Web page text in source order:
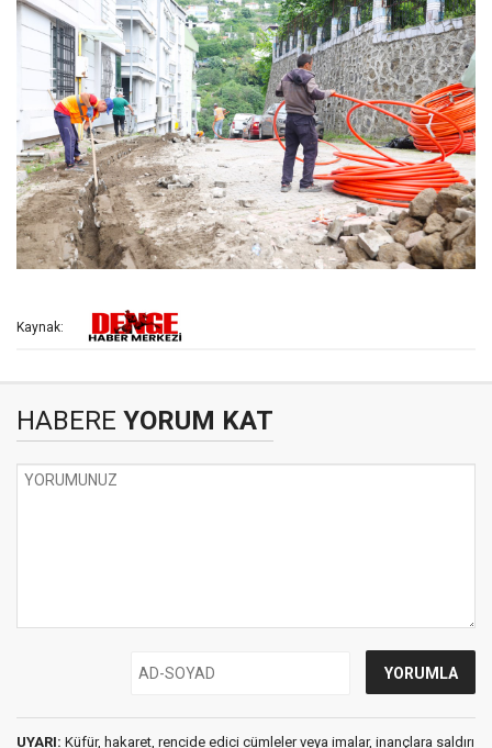
Kaynak:
HABERE YORUM KAT
UYARI: Küfür, hakaret, rencide edici cümleler veya imalar, inançlara saldırı